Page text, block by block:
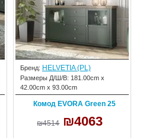
Бренд: HELVETIA (PL)
Размеры Д/Ш/В: 181.00cm x
42.00cm x 93.00cm
Комод EVORA Green 25
₪4514 ₪4063